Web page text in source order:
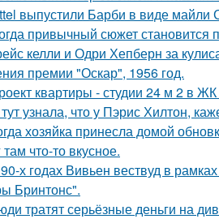
выпустили Барби в виде майли
привычный сюжет становится
келли и Одри Хепберн за
премии "Оскар", 1956 год.
квартиры - студии 24 м 2 в
узнала, что у Пэрис Хилтон,
хозяйка принесла домой
там что-то вкусное.
х годах Вивьен вествуд в
Бринтонс".
тратят серьёзные деньги на